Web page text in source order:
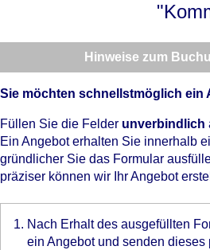
Hinweise zum
Sie möchten schnellstmöglich ein
Füllen Sie die Felder unverbindlich
Ein Angebot erhalten Sie innerhalb
gründlicher Sie das Formular
präziser können wir Ihr Angebot
Nach Erhalt des ausgefüllten
ein Angebot und senden dieses